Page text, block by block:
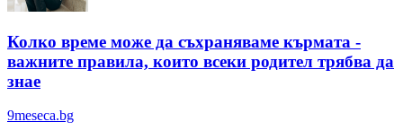
Колко време може да съхраняваме кърмата -
важните правила, които всеки родител трябва да
знае
9meseca.bg